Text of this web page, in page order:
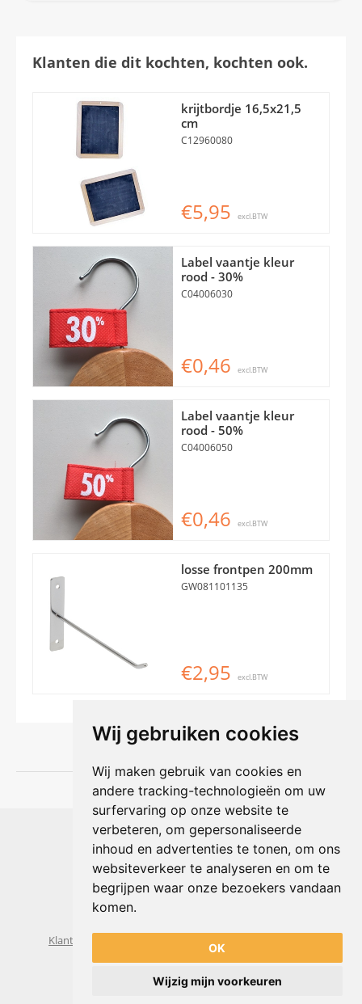
Wij gebruiken cookies
Wij maken gebruik van cookies en
andere tracking-technologieën om uw
surfervaring op onze website te
verbeteren, om gepersonaliseerde
inhoud en advertenties te tonen, om ons
websiteverkeer te analyseren en om te
begrijpen waar onze bezoekers vandaan
komen.
OK
Wijzig mijn voorkeuren
Klanten die dit kochten, kochten ook.
krijtbordje 16,5x21,5
cm
C12960080
€5,95 excl.BTW
Label vaantje kleur
rood - 30%
C04006030
€0,46 excl.BTW
Label vaantje kleur
rood - 50%
C04006050
€0,46 excl.BTW
losse frontpen 200mm
GW081101135
€2,95 excl.BTW
Shophouse online
Max Planckstraat 4
6716 BE Ede, Nederland
Telefoon:+31(0)318 618 121
E-mail: info@shophouse.nl
Geopend: ma t/m vr 09:00-17:00 uur
Klantenservice
Algemene voorwaarden
Powered by nopCommerce